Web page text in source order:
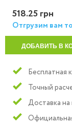
518.25 грн
Отгрузим вам
ДОБАВИТЬ В
Бесплатная
Точный
Доставка на